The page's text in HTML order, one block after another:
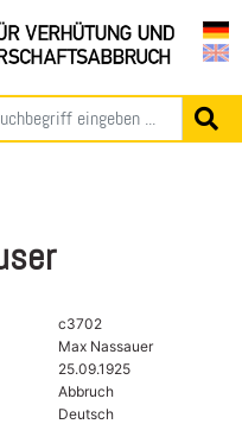
c3702
Max Nassauer
25.09.1925
Abbruch
Deutsch